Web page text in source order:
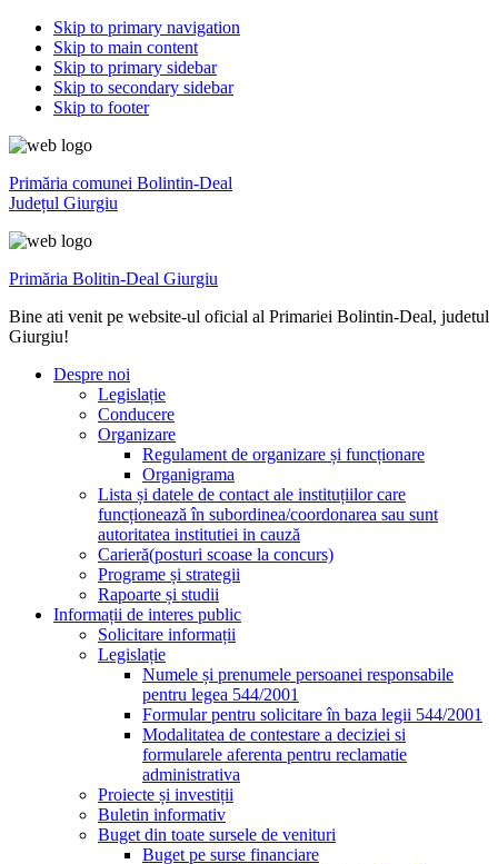
Skip to primary navigation
Skip to main content
Skip to primary sidebar
Skip to secondary sidebar
Skip to footer
Primăria comunei Bolintin-Deal
Județul Giurgiu
Primăria Bolitin-Deal Giurgiu
Bine ati venit pe website-ul oficial al Primariei Bolintin-Deal, judetul
Giurgiu!
Despre noi
Legislație
Conducere
Organizare
Regulament de organizare și funcționare
Organigrama
Lista și datele de contact ale instituțiilor care
funcționează în subordinea/coordonarea sau sunt
autoritatea institutiei in cauză
Carieră(posturi scoase la concurs)
Programe și strategii
Rapoarte și studii
Informații de interes public
Solicitare informații
Legislație
Numele și prenumele persoanei responsabile
pentru legea 544/2001
Formular pentru solicitare în baza legii 544/2001
Modalitatea de contestare a deciziei si
formularele aferenta pentru reclamatie
administrativa
Proiecte și investiții
Buletin informativ
Buget din toate sursele de venituri
Buget pe surse financiare